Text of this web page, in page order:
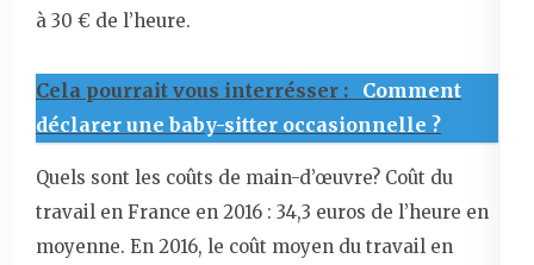
à 30 € de l’heure.
Cela pourrait vous interrésser :
Comment
déclarer une baby-sitter occasionnelle ?
Quels sont les coûts de main-d’œuvre? Coût du
travail en France en 2016 : 34,3 euros de l’heure en
moyenne. En 2016, le coût moyen du travail en